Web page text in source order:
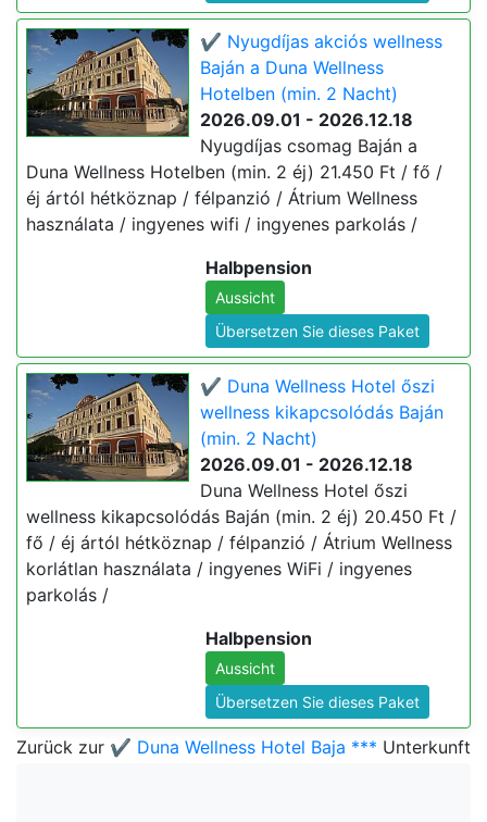
✔️ Nyugdíjas akciós wellness
Baján a Duna Wellness
Hotelben (min. 2 Nacht)
2026.09.01 - 2026.12.18
Nyugdíjas csomag Baján a
Duna Wellness Hotelben (min. 2 éj) 21.450 Ft / fő /
éj ártól hétköznap / félpanzió / Átrium Wellness
használata / ingyenes wifi / ingyenes parkolás /
Halbpension
Aussicht
Übersetzen Sie dieses Paket
✔️ Duna Wellness Hotel őszi
wellness kikapcsolódás Baján
(min. 2 Nacht)
2026.09.01 - 2026.12.18
Duna Wellness Hotel őszi
wellness kikapcsolódás Baján (min. 2 éj) 20.450 Ft /
fő / éj ártól hétköznap / félpanzió / Átrium Wellness
korlátlan használata / ingyenes WiFi / ingyenes
parkolás /
Halbpension
Aussicht
Übersetzen Sie dieses Paket
Zurück zur ✔️ Duna Wellness Hotel Baja *** Unterkunft